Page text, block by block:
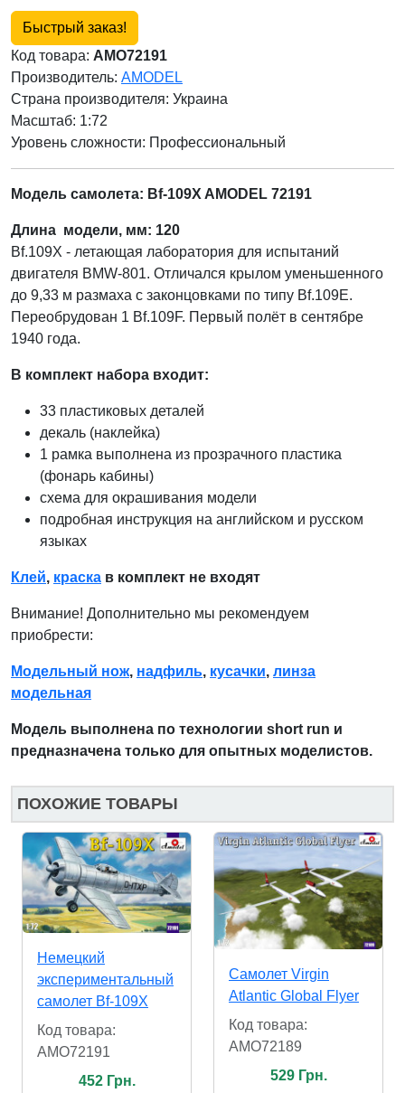
Быстрый заказ!
Код товара: AMO72191
Производитель: AMODEL
Страна производителя: Украина
Масштаб: 1:72
Уровень сложности: Профессиональный
Модель самолета: Bf-109X AMODEL 72191
Длина модели, мм: 120
Bf.109X - летающая лаборатория для испытаний
двигателя BMW-801. Отличался крылом уменьшенного
до 9,33 м размаха с законцовками по типу Bf.109E.
Переобрудован 1 Bf.109F. Первый полёт в сентябре
1940 года.
В комплект набора входит:
33 пластиковых деталей
декаль (наклейка)
1 рамка выполнена из прозрачного пластика
(фонарь кабины)
схема для окрашивания модели
подробная инструкция на английском и русском
языках
Клей, краска в комплект не входят
Внимание! Дополнительно мы рекомендуем
приобрести:
Модельный нож, надфиль, кусачки, линза
модельная
Модель выполнена по технологии short run и
предназначена только для опытных моделистов.
ПОХОЖИЕ ТОВАРЫ
Немецкий
экспериментальный
самолет Bf-109X
Код товара:
AMO72191
452 Грн.
Самолет Virgin
Atlantic Global Flyer
Код товара:
AMO72189
529 Грн.